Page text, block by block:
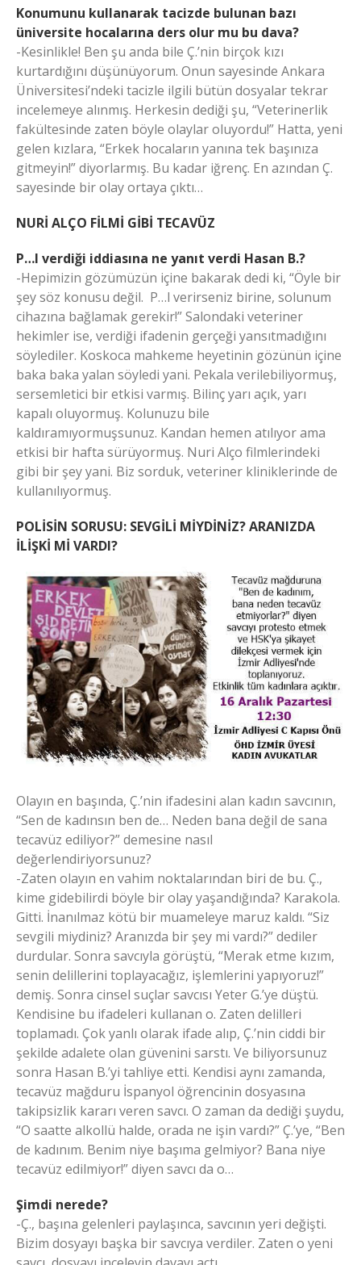
Konumunu kullanarak tacizde bulunan bazı
üniversite hocalarına ders olur mu bu dava?
-Kesinlikle! Ben şu anda bile Ç.’nin birçok kızı
kurtardığını düşünüyorum. Onun sayesinde Ankara
Üniversitesi’ndeki tacizle ilgili bütün dosyalar tekrar
incelemeye alınmış. Herkesin dediği şu, “Veterinerlik
fakültesinde zaten böyle olaylar oluyordu!” Hatta, yeni
gelen kızlara, “Erkek hocaların yanına tek başınıza
gitmeyin!” diyorlarmış. Bu kadar iğrenç. En azından Ç.
sayesinde bir olay ortaya çıktı…
NURİ ALÇO FİLMİ GİBİ TECAVÜZ
P…l verdiği iddiasına ne yanıt verdi Hasan B.?
-Hepimizin gözümüzün içine bakarak dedi ki, “Öyle bir
şey söz konusu değil. P…l verirseniz birine, solunum
cihazına bağlamak gerekir!” Salondaki veteriner
hekimler ise, verdiği ifadenin gerçeği yansıtmadığını
söylediler. Koskoca mahkeme heyetinin gözünün içine
baka baka yalan söyledi yani. Pekala verilebiliyormuş,
sersemletici bir etkisi varmış. Bilinç yarı açık, yarı
kapalı oluyormuş. Kolunuzu bile
kaldıramıyormuşsunuz. Kandan hemen atılıyor ama
etkisi bir hafta sürüyormuş. Nuri Alço filmlerindeki
gibi bir şey yani. Biz sorduk, veteriner kliniklerinde de
kullanılıyormuş.
POLİSİN SORUSU: SEVGİLİ MİYDİNİZ? ARANIZDA
İLİŞKİ Mİ VARDI?
Olayın en başında, Ç.’nin ifadesini alan kadın savcının,
“Sen de kadınsın ben de… Neden bana değil de sana
tecavüz ediliyor?” demesine nasıl
değerlendiriyorsunuz?
-Zaten olayın en vahim noktalarından biri de bu. Ç.,
kime gidebilirdi böyle bir olay yaşandığında? Karakola.
Gitti. İnanılmaz kötü bir muameleye maruz kaldı. “Siz
sevgili miydiniz? Aranızda bir şey mi vardı?” dediler
durdular. Sonra savcıyla görüştü, “Merak etme kızım,
senin delillerini toplayacağız, işlemlerini yapıyoruz!”
demiş. Sonra cinsel suçlar savcısı Yeter G.’ye düştü.
Kendisine bu ifadeleri kullanan o. Zaten delilleri
toplamadı. Çok yanlı olarak ifade alıp, Ç.’nin ciddi bir
şekilde adalete olan güvenini sarstı. Ve biliyorsunuz
sonra Hasan B.’yi tahliye etti. Kendisi aynı zamanda,
tecavüz mağduru İspanyol öğrencinin dosyasına
takipsizlik kararı veren savcı. O zaman da dediği şuydu,
“O saatte alkollü halde, orada ne işin vardı?” Ç.’ye, “Ben
de kadınım. Benim niye başıma gelmiyor? Bana niye
tecavüz edilmiyor!” diyen savcı da o…
Şimdi nerede?
-Ç., başına gelenleri paylaşınca, savcının yeri değişti.
Bizim dosyayı başka bir savcıya verdiler. Zaten o yeni